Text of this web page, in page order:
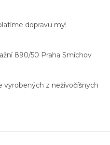
dopravu my!
890/50 Praha Smíchov
vyrobených z neživočíšnych